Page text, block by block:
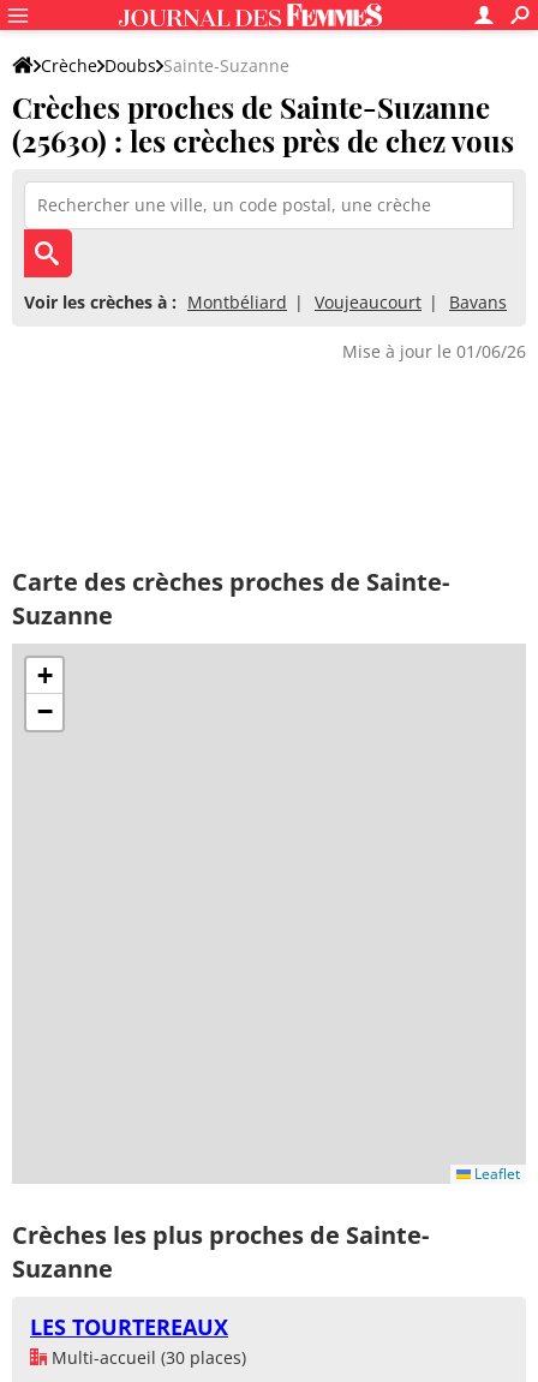
Crèche Doubs Sainte-Suzanne
Crèches proches de Sainte-Suzanne
(25630) : les crèches près de chez vous
Voir les crèches à : Montbéliard Voujeaucourt Bavans
Mise à jour le 01/06/26
Carte des crèches proches de Sainte-
Suzanne
+
−
Leaflet
Crèches les plus proches de Sainte-
Suzanne
LES TOURTEREAUX
Multi-accueil (30 places)